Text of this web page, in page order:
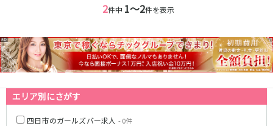
2件中 1〜2件を表示
エリア別にさがす
四日市のガールズバー求人 - 0件
名鉄尾西線
観音寺駅
名鉄豊田線